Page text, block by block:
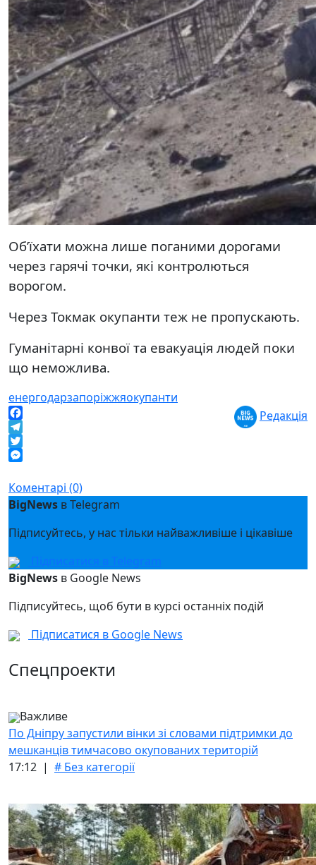
Об’їхати можна лише поганими дорогами
через гарячі точки, які контролються
ворогом.
Через Токмак окупанти теж не пропускають.
Гуманітарні конвої та евакуація людей поки
що неможлива.
енергодарзапоріжжяокупанти
Facebook
Telegram
Twitter
Редакція
Коментарі (0)
BigNews в Telegram
Підписуйтесь, у нас тільки найважливіше і цікавіше
Підписатися в Telegram
BigNews в Google News
Підписуйтесь, щоб бути в курсі останніх подій
Підписатися в Google News
Спецпроекти
Важливе
По Дніпру запустили вінки зі словами підтримки до
мешканців тимчасово окупованих територій
17:12 | # Без категорії